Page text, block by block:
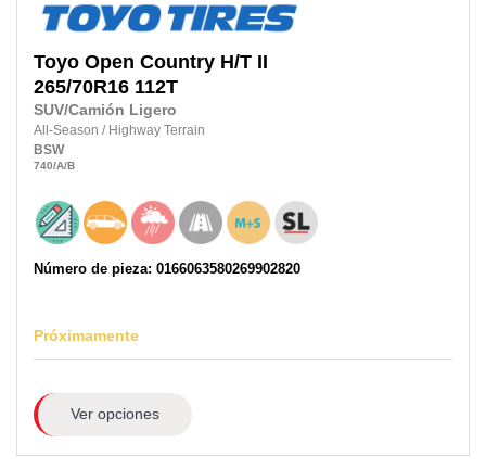
Toyo Open Country H/T II
265/70R16 112T
SUV/Camión Ligero
All-Season / Highway Terrain
BSW
740/A/B
Número de pieza: 0166063580269902820
Próximamente
Ver opciones